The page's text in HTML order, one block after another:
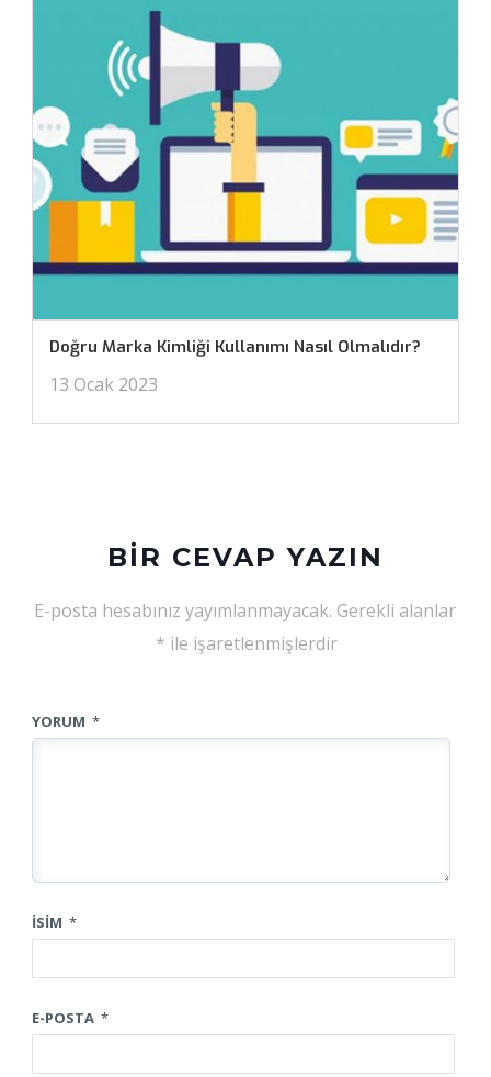
Doğru Marka Kimliği Kullanımı Nasıl Olmalıdır?
13 Ocak 2023
BIR CEVAP YAZIN
E-posta hesabınız yayımlanmayacak. Gerekli alanlar
* ile işaretlenmişlerdir
YORUM *
İSIM *
E-POSTA *